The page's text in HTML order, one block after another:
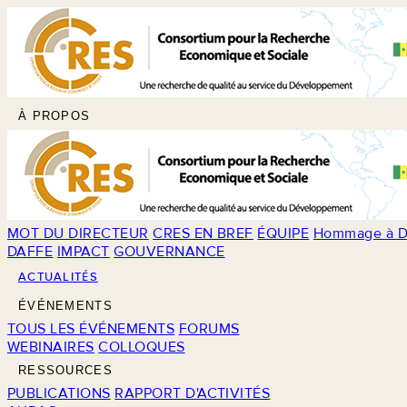
À PROPOS
MOT DU DIRECTEUR CRES EN BREF ÉQUIPE Hommage à
DAFFE IMPACT GOUVERNANCE
ACTUALITÉS
ÉVÉNEMENTS
TOUS LES ÉVÉNEMENTS FORUMS
WEBINAIRES COLLOQUES
RESSOURCES
PUBLICATIONS RAPPORT D'ACTIVITÉS